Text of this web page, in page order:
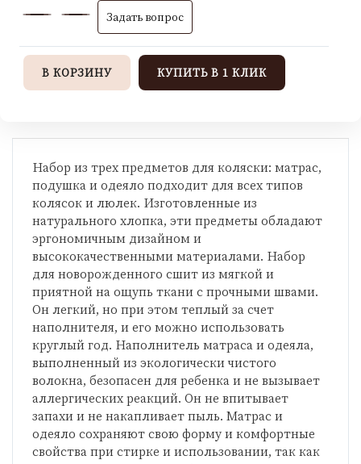
Задать вопрос
В КОРЗИНУ КУПИТЬ В 1 КЛИК
Набор из трех предметов для коляски: матрас,
подушка и одеяло подходит для всех типов
колясок и люлек. Изготовленные из
натурального хлопка, эти предметы обладают
эргономичным дизайном и
высококачественными материалами. Набор
для новорожденного сшит из мягкой и
приятной на ощупь ткани с прочными швами.
Он легкий, но при этом теплый за счет
наполнителя, и его можно использовать
круглый год. Наполнитель матраса и одеяла,
выполненный из экологически чистого
волокна, безопасен для ребенка и не вызывает
аллергических реакций. Он не впитывает
запахи и не накапливает пыль. Матрас и
одеяло сохраняют свою форму и комфортные
свойства при стирке и использовании, так как